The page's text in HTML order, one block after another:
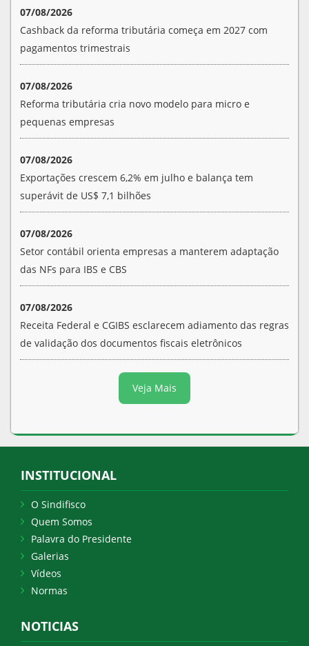
07/08/2026
Cashback da reforma tributária começa em 2027 com
pagamentos trimestrais
07/08/2026
Reforma tributária cria novo modelo para micro e
pequenas empresas
07/08/2026
Exportações crescem 6,2% em julho e balança tem
superávit de US$ 7,1 bilhões
07/08/2026
Setor contábil orienta empresas a manterem adaptação
das NFs para IBS e CBS
07/08/2026
Receita Federal e CGIBS esclarecem adiamento das regras
de validação dos documentos fiscais eletrônicos
Veja Mais
INSTITUCIONAL
O Sindifisco
Quem Somos
Palavra do Presidente
Galerias
Vídeos
Normas
NOTICIAS